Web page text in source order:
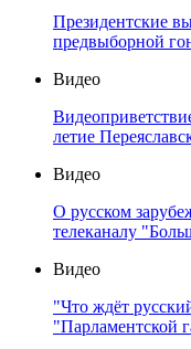
Президентские
предвыборной
Видео
летие
Видео
О русском
телеканалу
Видео
"Что ждёт
"Парламентской